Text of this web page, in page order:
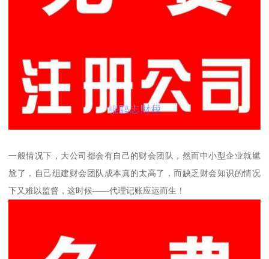
一般情况下，大公司都会有自己的财会团队，然而中小型企业就尴
尬了，自己组建财会团队成本真的太高了，而缺乏财会知识的情况
下又难以监督，这时候——代理记账应运而生！